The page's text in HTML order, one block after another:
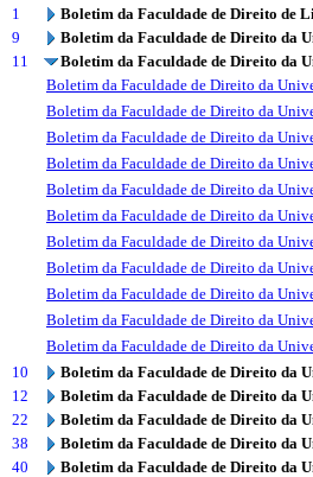
1
Boletim da Faculdade de Direito de
9
Boletim da Faculdade de Direito da
11
Boletim da Faculdade de Direito da
Boletim da Faculdade de Direito da
Boletim da Faculdade de Direito da
Boletim da Faculdade de Direito da
Boletim da Faculdade de Direito da
Boletim da Faculdade de Direito da
Boletim da Faculdade de Direito da
Boletim da Faculdade de Direito da
Boletim da Faculdade de Direito da
Boletim da Faculdade de Direito da
Boletim da Faculdade de Direito da
Boletim da Faculdade de Direito da
10
Boletim da Faculdade de Direito da
12
Boletim da Faculdade de Direito da
22
Boletim da Faculdade de Direito da
38
Boletim da Faculdade de Direito da
40
Boletim da Faculdade de Direito da